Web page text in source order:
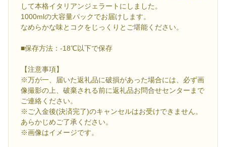
して本格イタリアンジェラートにしました。
1000mlの大容量パックでお届けします。
なめらかな味とコクをじっくりとご堪能ください。
■保存方法：-18℃以下で保存
【注意事項】
※万が一、届いた返礼品に破損があった場合には、必ず画
像撮影の上、破棄される前に返礼品お問合せセンターまで
ご連絡ください。
※ご入金後(決済完了)のキャンセルはお受けできません。
あらかじめご了承ください。
※画像はイメージです。